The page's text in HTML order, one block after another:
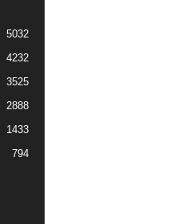
5032
4232
3525
2888
1433
794